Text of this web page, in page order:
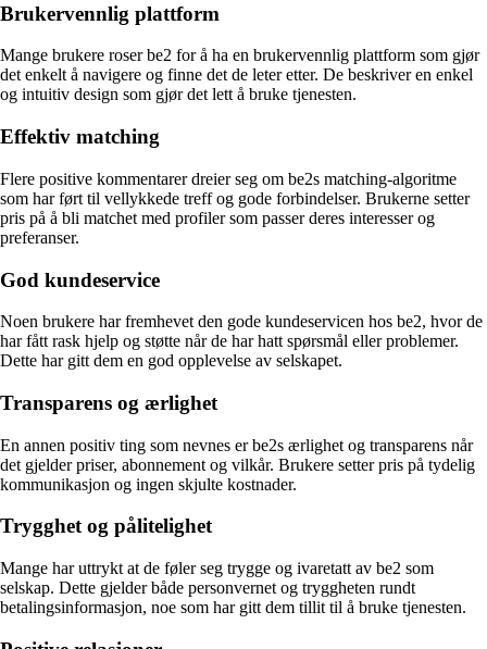
Brukervennlig plattform
Mange brukere roser be2 for å ha en brukervennlig plattform som gjør
det enkelt å navigere og finne det de leter etter. De beskriver en enkel
og intuitiv design som gjør det lett å bruke tjenesten.
Effektiv matching
Flere positive kommentarer dreier seg om be2s matching-algoritme
som har ført til vellykkede treff og gode forbindelser. Brukerne setter
pris på å bli matchet med profiler som passer deres interesser og
preferanser.
God kundeservice
Noen brukere har fremhevet den gode kundeservicen hos be2, hvor de
har fått rask hjelp og støtte når de har hatt spørsmål eller problemer.
Dette har gitt dem en god opplevelse av selskapet.
Transparens og ærlighet
En annen positiv ting som nevnes er be2s ærlighet og transparens når
det gjelder priser, abonnement og vilkår. Brukere setter pris på tydelig
kommunikasjon og ingen skjulte kostnader.
Trygghet og pålitelighet
Mange har uttrykt at de føler seg trygge og ivaretatt av be2 som
selskap. Dette gjelder både personvernet og tryggheten rundt
betalingsinformasjon, noe som har gitt dem tillit til å bruke tjenesten.